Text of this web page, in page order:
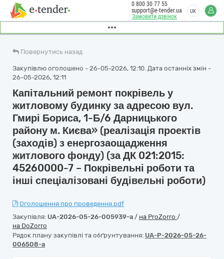
Замовити дзвінок
0 800 30 77 55
support@e-tender.ua
UK
Повернутись назад
Закупівлю оголошено - 26-05-2026, 12:10. Дата останніх змін -
26-05-2026, 12:11
Капітальний ремонт покрівель у
житловому будинку за адресою вул.
Гмирі Бориса, 1-Б/6 Дарницького
району м. Києва» (реалізація проектів
(заходів) з енергозаощадження
житлового фонду) (за ДК 021:2015:
45260000-7 – Покрівельні роботи та
інші спеціалізовані будівельні роботи)
Оголошення про проведення.pdf
Закупівля: UA-2026-05-26-005939-a / на ProZorro /
на DoZorro
Рядок плану закупівлі та обґрунтування: UA-P-2026-05-26-
006508-a